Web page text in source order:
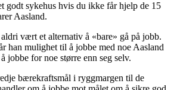
godt sykehus hvis du ikke får hjelp de 15
Aasland.
vært et alternativ å «bare» gå på jobb.
han mulighet til å jobbe med noe Aasland
jobbe for noe større enn seg selv.
bærekraftsmål i ryggmargen til de